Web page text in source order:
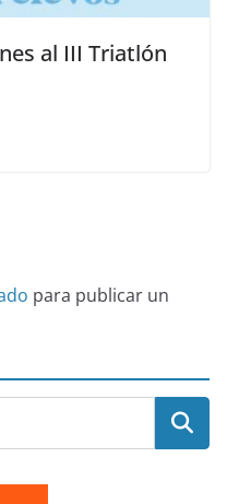
al III Triatlón
para publicar un